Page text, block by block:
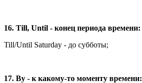
16. Till, Until - конец периода времени:
Till/Until Saturday - до субботы;
17. By - к какому-то моменту времени: